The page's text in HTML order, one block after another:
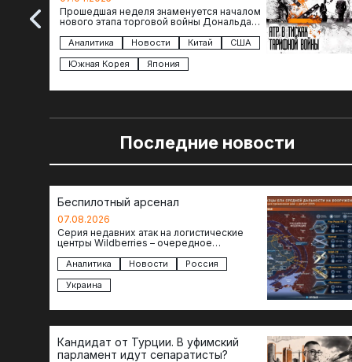
Прошедшая неделя знаменуется началом
нового этапа торговой войны Дональда
импорта из более 100 стран…
Аналитика Новости Китай
США
Южная Корея
Япония
Последние новости
Беспилотный арсенал
07.08.2026
Серия недавних атак на логистические
центры Wildberries – очередное
российского тыла. И суть здесь даже не…
Аналитика Новости
Россия
Украина
Кандидат от Турции. В уфимский
парламент идут сепаратисты?